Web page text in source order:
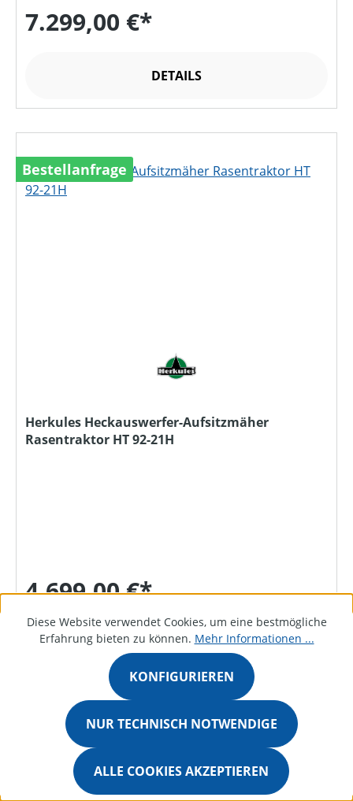
7.299,00 €*
DETAILS
Bestellanfrage
Herkules Heckauswerfer-Aufsitzmäher
Rasentraktor HT 92-21H
4.699,00 €*
DETAILS
Bestellanfrage
Diese Website verwendet Cookies, um eine bestmögliche
Erfahrung bieten zu können. Mehr Informationen ...
NUR TECHNISCH NOTWENDIGE
KONFIGURIEREN
ALLE COOKIES AKZEPTIEREN